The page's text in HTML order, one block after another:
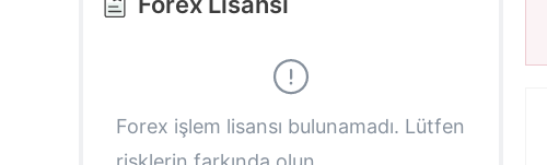
5
7
Forex işlem lisansı bulunamadı. Lütfen